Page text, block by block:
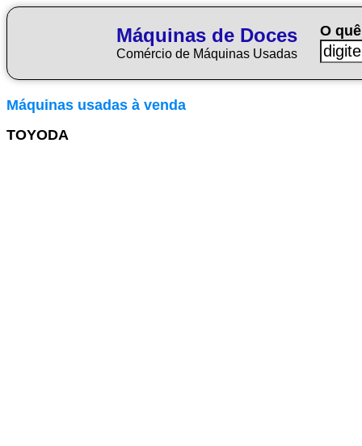
Máquinas de Doces
Comércio de Máquinas Usadas
O
Máquinas usadas à venda
TOYODA